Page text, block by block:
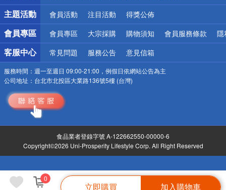
0
立即購買 加入購物車
詐騙網頁！請小心！
主題活動 會員活動 注目活動 得獎公佈
會員專區 會員專區 大宗採購 購物須知 會員服務條款 隱
客服中心 常見問題 服務公告 意見信箱
服務時間： 週一至週日 09:00-21:00，例假日依網站公告為主
公司地址： 台北市北投區大業路136號5樓 (台灣)
食品業者登錄字號 A-122662550-00000-6
Copyright©2026 Uni-Prosperity Lifestyle Corp. All Right Reserved